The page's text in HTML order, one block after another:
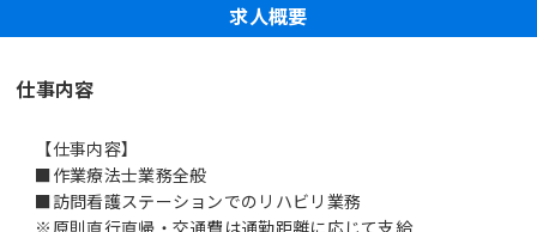
求人概要
仕事内容
【仕事内容】
■作業療法士業務全般
■訪問看護ステーションでのリハビリ業務
※原則直行直帰・交通費は通勤距離に応じて支給